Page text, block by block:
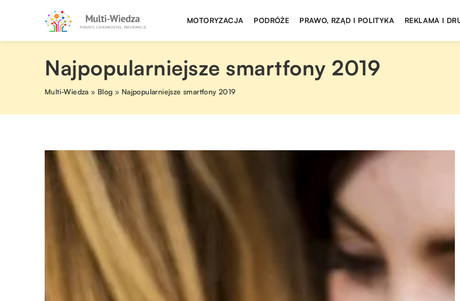
MOTORYZACJA PODRÓŻE PRAWO, RZĄD I POLITYKA REKLAMA I
Najpopularniejsze smartfony 2019
Multi-Wiedza » Blog » Najpopularniejsze smartfony 2019